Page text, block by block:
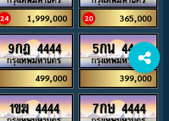
24 1,999,000 20 365,000
9กฎ 4444
499,000
5กน 4444
399,000
1ขฆ 4444 7กษ 4444